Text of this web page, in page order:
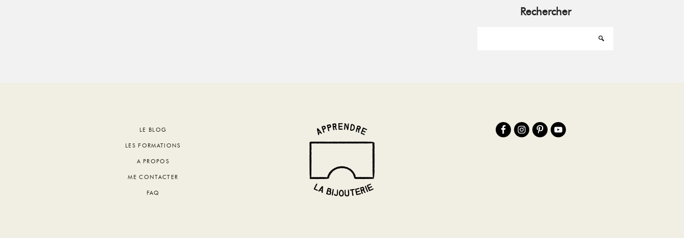
Rechercher
LE BLOG
LES FORMATIONS
A PROPOS
ME CONTACTER
FAQ